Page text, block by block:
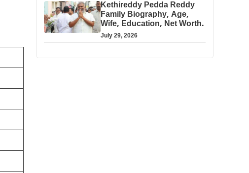
Kethireddy Pedda Reddy
Family Biography, Age,
Wife, Education, Net Worth.
July 29, 2026